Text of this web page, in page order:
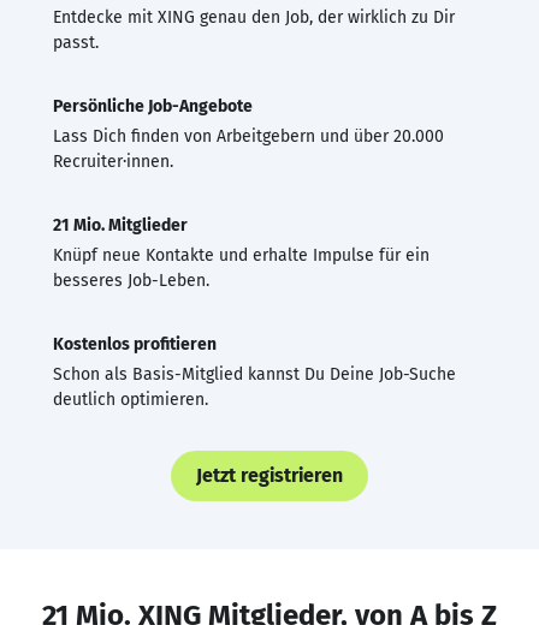
Entdecke mit XING genau den Job, der wirklich zu Dir
passt.
Persönliche Job-Angebote
Lass Dich finden von Arbeitgebern und über 20.000
Recruiter·innen.
21 Mio. Mitglieder
Knüpf neue Kontakte und erhalte Impulse für ein
besseres Job-Leben.
Kostenlos profitieren
Schon als Basis-Mitglied kannst Du Deine Job-Suche
deutlich optimieren.
Jetzt registrieren
21 Mio. XING Mitglieder, von A bis Z